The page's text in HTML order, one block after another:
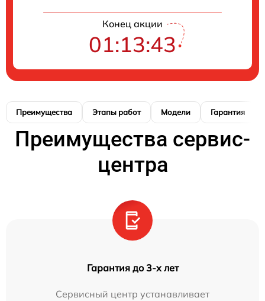
Конец акции
01:13:42
Преимущества Этапы работ Модели Гарантия
Преимущества сервис-
центра
Гарантия до 3-х лет
Сервисный центр устанавливает